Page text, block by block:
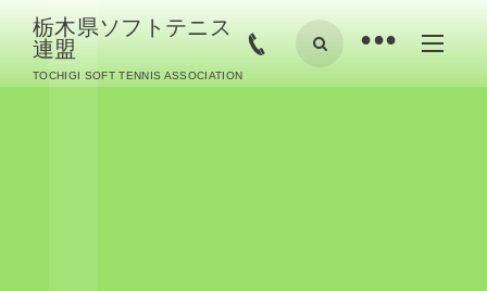
栃木県ソフトテニス
連盟
TOCHIGI SOFT TENNIS ASSOCIATION
•